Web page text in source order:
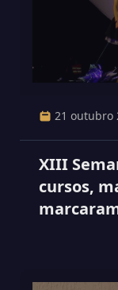
21 outubro
XIII
cursos,